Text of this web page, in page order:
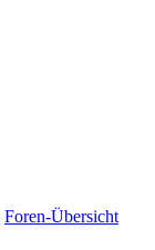
Foren-Übersicht